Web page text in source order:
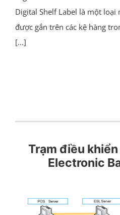
Digital Shelf Label là một
được gắn trên các kệ hàng
[...]
Trạm điều khiển
Electronic